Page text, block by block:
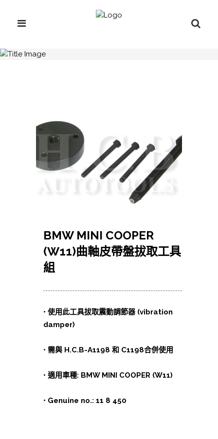
BMW MINI COOPER
(W11)曲軸皮帶盤拔取工具
組
• 使用此工具拔取震動調節器 (vibration
damper)
• 需與 H.C.B-A1198 和 C1198合併使用
• 適用車種: BMW MINI COOPER (W11)
• Genuine no.: 11 8 450